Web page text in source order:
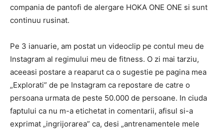
compania de pantofi de alergare HOKA ONE ONE si sunt
continuu rusinat.
Pe 3 ianuarie, am postat un videoclip pe contul meu de
Instagram al regimului meu de fitness. O zi mai tarziu,
aceeasi postare a reaparut ca o sugestie pe pagina mea
„Explorati” de pe Instagram ca repostare de catre o
persoana urmata de peste 50.000 de persoane. In ciuda
faptului ca nu m-a etichetat in comentarii, afisul si-a
exprimat „ingrijorarea” ca, desi „antrenamentele mele